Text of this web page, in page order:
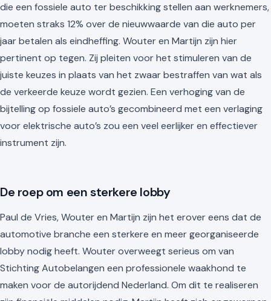
die een fossiele auto ter beschikking stellen aan werknemers,
moeten straks 12% over de nieuwwaarde van die auto per
jaar betalen als eindheffing. Wouter en Martijn zijn hier
pertinent op tegen. Zij pleiten voor het stimuleren van de
juiste keuzes in plaats van het zwaar bestraffen van wat als
de verkeerde keuze wordt gezien. Een verhoging van de
bijtelling op fossiele auto’s gecombineerd met een verlaging
voor elektrische auto’s zou een veel eerlijker en effectiever
instrument zijn.
De roep om een sterkere lobby
Paul de Vries, Wouter en Martijn zijn het erover eens dat de
automotive branche een sterkere en meer georganiseerde
lobby nodig heeft. Wouter overweegt serieus om van
Stichting Autobelangen een professionele waakhond te
maken voor de autorijdend Nederland. Om dit te realiseren